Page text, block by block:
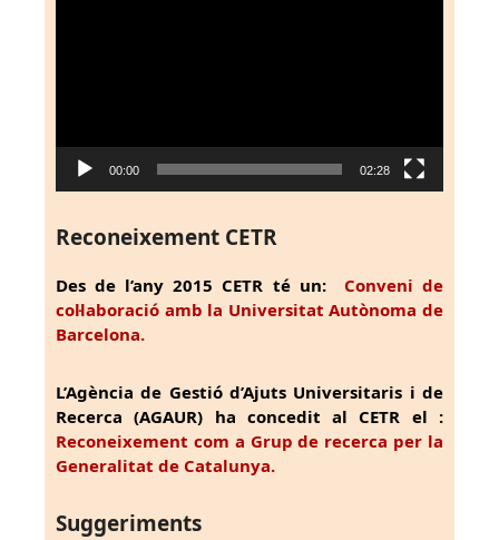
00:00 02:28
Reconeixement CETR
Des de l’any 2015 CETR té un: Conveni de
col·laboració amb la Universitat Autònoma de
Barcelona.
L’Agència de Gestió d’Ajuts Universitaris i de
Recerca (AGAUR) ha concedit al CETR el :
Reconeixement com a Grup de recerca per la
Generalitat de Catalunya.
Suggeriments